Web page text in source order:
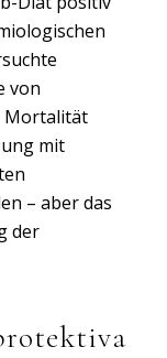
von
Mortalität
mit
– aber das
der